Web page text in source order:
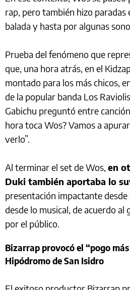
rap, pero también hizo paradas
balada y hasta por algunas
Prueba del fenómeno que
que, una hora atrás, en el
montado para los más chicos,
de la popular banda Los
Gabichu preguntó entre
hora toca Wos? Vamos a
verlo”.
Al terminar el set de Wos, en
Duki también aportaba lo
presentación impactante
desde lo musical, de acuerdo
por el público.
Bizarrap provocó el “pogo
Hipódromo de San Isidro